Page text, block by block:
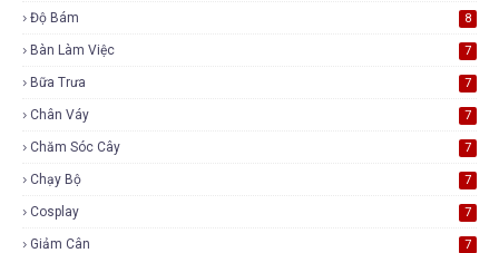
Độ Bám 8
Bàn Làm Việc 7
Bữa Trưa 7
Chân Váy 7
Chăm Sóc Cây 7
Chạy Bộ 7
Cosplay 7
Giảm Cân 7